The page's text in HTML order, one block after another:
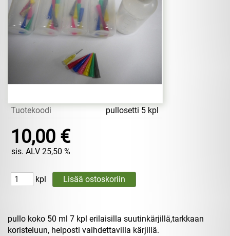
Tuotekoodi pullosetti 5 kpl
10,00 €
sis. ALV 25,50 %
kpl
pullo koko 50 ml 7 kpl erilaisilla suutinkärjillä,tarkkaan
koristeluun, helposti vaihdettavilla kärjillä.